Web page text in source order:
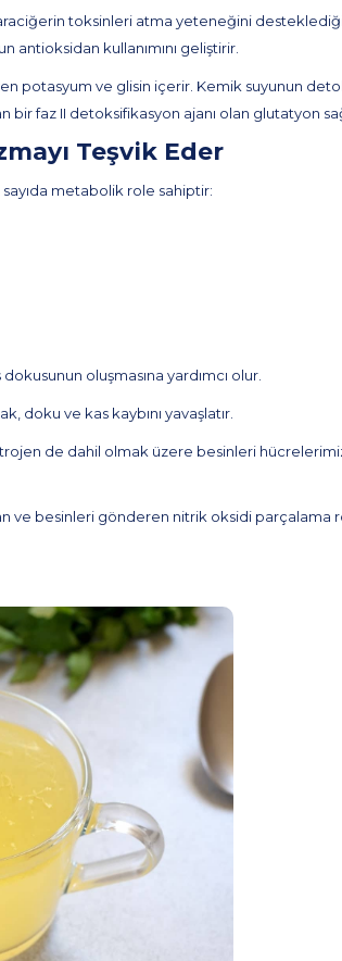
toksinleri atma yeteneğini
antioksidan kullanımını geliştirir.
ve glisin içerir. Kemik suyunun
faz II detoksifikasyon ajanı olan glutatyon
Teşvik Eder
metabolik role sahiptir:
oluşmasına yardımcı olur.
doku ve kas kaybını yavaşlatır.
de dahil olmak üzere besinleri
ve besinleri gönderen nitrik oksidi